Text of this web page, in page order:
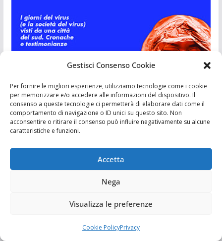
Gestisci Consenso Cookie
Per fornire le migliori esperienze, utilizziamo tecnologie come i cookie
per memorizzare e/o accedere alle informazioni del dispositivo. Il
consenso a queste tecnologie ci permetterà di elaborare dati come il
comportamento di navigazione o ID unici su questo sito. Non
acconsentire o ritirare il consenso può influire negativamente su alcune
caratteristiche e funzioni.
Accetta
Nega
Visualizza le preferenze
Cookie PolicyPrivacy
I LIBRI DEI SICILIANI